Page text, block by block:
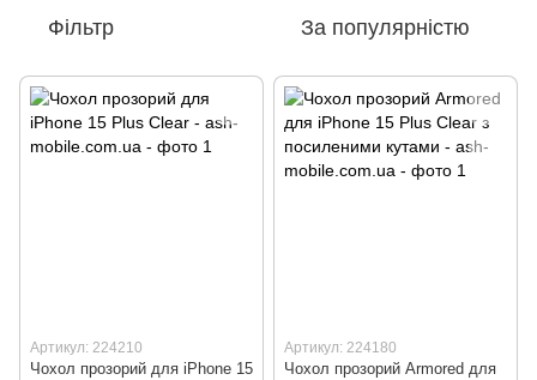
Фільтр За популярністю
Артикул: 224210
Чохол прозорий для iPhone 15
Артикул: 224180
Чохол прозорий Armored для